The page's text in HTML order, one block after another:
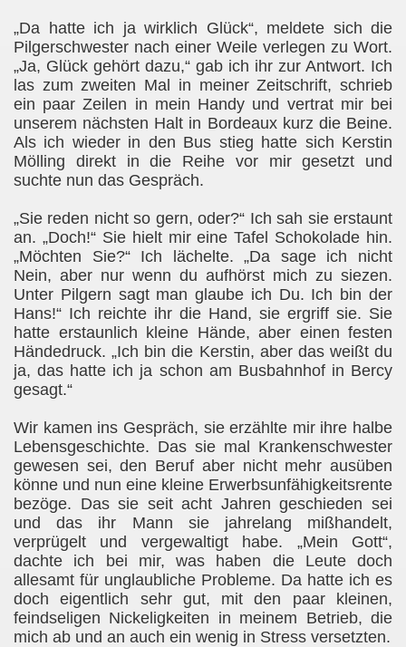
„Da hatte ich ja wirklich Glück“, meldete sich die
Pilgerschwester nach einer Weile verlegen zu Wort.
„Ja, Glück gehört dazu,“ gab ich ihr zur Antwort. Ich
las zum zweiten Mal in meiner Zeitschrift, schrieb
ein paar Zeilen in mein Handy und vertrat mir bei
unserem nächsten Halt in Bordeaux kurz die Beine.
Als ich wieder in den Bus stieg hatte sich Kerstin
Mölling direkt in die Reihe vor mir gesetzt und
suchte nun das Gespräch.
„Sie reden nicht so gern, oder?“ Ich sah sie erstaunt
an. „Doch!“ Sie hielt mir eine Tafel Schokolade hin.
„Möchten Sie?“ Ich lächelte. „Da sage ich nicht
Nein, aber nur wenn du aufhörst mich zu siezen.
Unter Pilgern sagt man glaube ich Du. Ich bin der
Hans!“ Ich reichte ihr die Hand, sie ergriff sie. Sie
hatte erstaunlich kleine Hände, aber einen festen
Händedruck. „Ich bin die Kerstin, aber das weißt du
ja, das hatte ich ja schon am Busbahnhof in Bercy
gesagt.“
Wir kamen ins Gespräch, sie erzählte mir ihre halbe
Lebensgeschichte. Das sie mal Krankenschwester
gewesen sei, den Beruf aber nicht mehr ausüben
könne und nun eine kleine Erwerbsunfähigkeitsrente
bezöge. Das sie seit acht Jahren geschieden sei
und das ihr Mann sie jahrelang mißhandelt,
verprügelt und vergewaltigt habe. „Mein Gott“,
dachte ich bei mir, was haben die Leute doch
allesamt für unglaubliche Probleme. Da hatte ich es
doch eigentlich sehr gut, mit den paar kleinen,
feindseligen Nickeligkeiten in meinem Betrieb, die
mich ab und an auch ein wenig in Stress versetzten.